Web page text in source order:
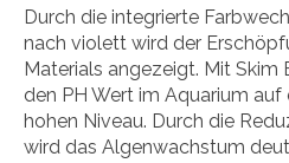
Durch die integrierte
nach violett wird der
Materials angezeigt. Mit Skim
den PH Wert im Aquarium
hohen Niveau. Durch die
wird das Algenwachstum